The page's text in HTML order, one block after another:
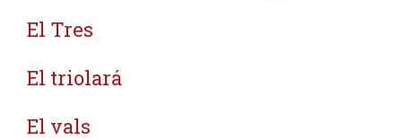
El Tres
El triolará
El vals